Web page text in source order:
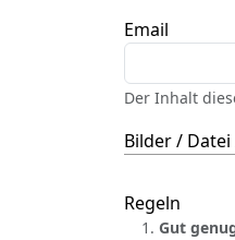
Email
Der Inhalt
Bilder /
Regeln
Gut